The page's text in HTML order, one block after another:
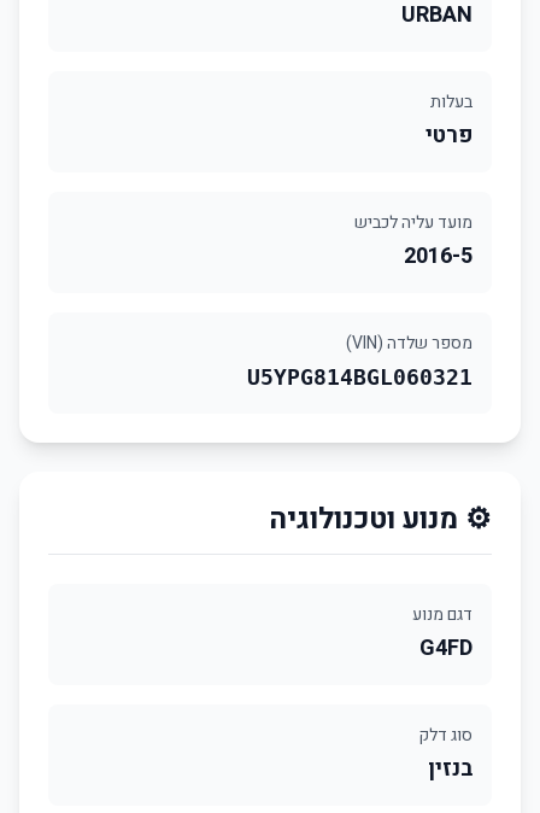
URBAN
בעלות
פרטי
מועד עליה לכביש
2016-5
מספר שלדה (VIN)
U5YPG814BGL060321
⚙️ מנוע וטכנולוגיה
דגם מנוע
G4FD
סוג דלק
בנזין